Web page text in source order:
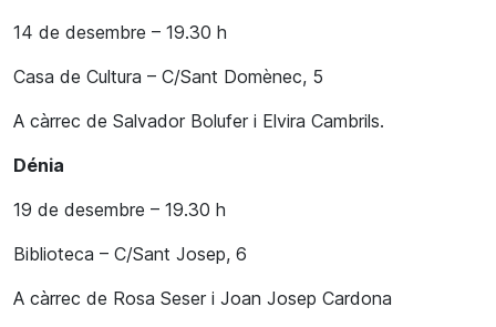
14 de desembre – 19.30 h
Casa de Cultura – C/Sant Domènec, 5
A càrrec de Salvador Bolufer i Elvira Cambrils.
Dénia
19 de desembre – 19.30 h
Biblioteca – C/Sant Josep, 6
A càrrec de Rosa Seser i Joan Josep Cardona